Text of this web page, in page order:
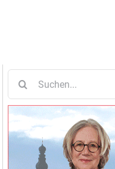
nach: